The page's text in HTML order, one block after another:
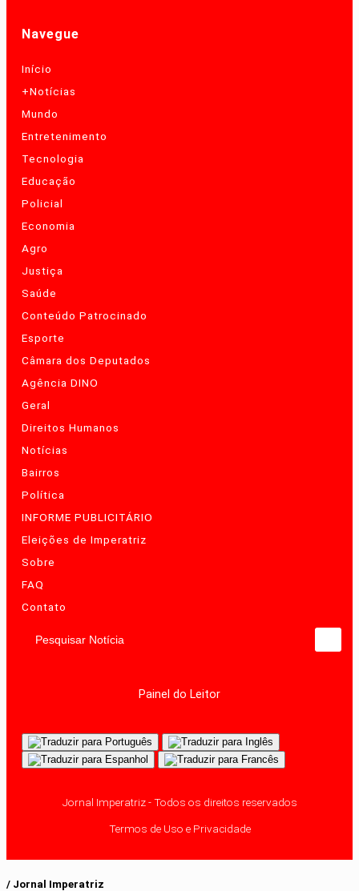
Navegue
Início
+Notícias
Mundo
Entretenimento
Tecnologia
Educação
Policial
Economia
Agro
Justiça
Saúde
Conteúdo Patrocinado
Esporte
Câmara dos Deputados
Agência DINO
Geral
Direitos Humanos
Notícias
Bairros
Política
INFORME PUBLICITÁRIO
Eleições de Imperatriz
Sobre
FAQ
Contato
Pesquisar Notícia
Painel do Leitor
Jornal Imperatriz - Todos os direitos reservados
Termos de Uso e Privacidade
/ Jornal Imperatriz